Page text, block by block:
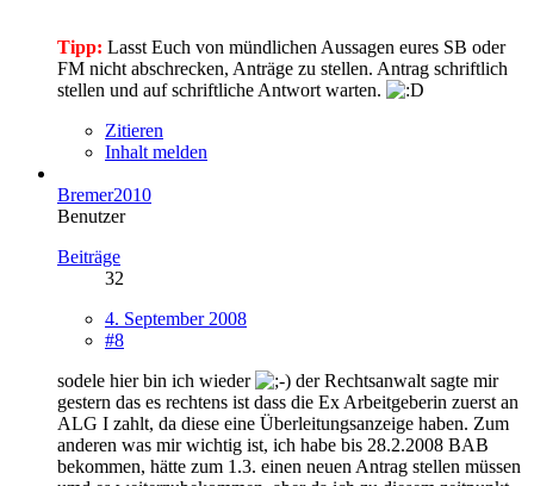
Tipp: Lasst Euch von mündlichen Aussagen eures SB oder
FM nicht abschrecken, Anträge zu stellen. Antrag schriftlich
stellen und auf schriftliche Antwort warten.
Zitieren
Inhalt melden
Bremer2010
Benutzer
Beiträge
32
4. September 2008
#8
sodele hier bin ich wieder
der Rechtsanwalt sagte mir
gestern das es rechtens ist dass die Ex Arbeitgeberin zuerst an
ALG I zahlt, da diese eine Überleitungsanzeige haben. Zum
anderen was mir wichtig ist, ich habe bis 28.2.2008 BAB
bekommen, hätte zum 1.3. einen neuen Antrag stellen müssen